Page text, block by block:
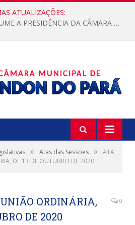
ATUALIZAÇÕES:
VEREADORA KEILA ASSUME A PRESIDÊNCIA DA CÂMARA MUNICIPAL.
» Atas das Sessões »
ATA
DE 13 DE OUTUBRO DE 2020
ORDINÁRIA,
DE 2020
0